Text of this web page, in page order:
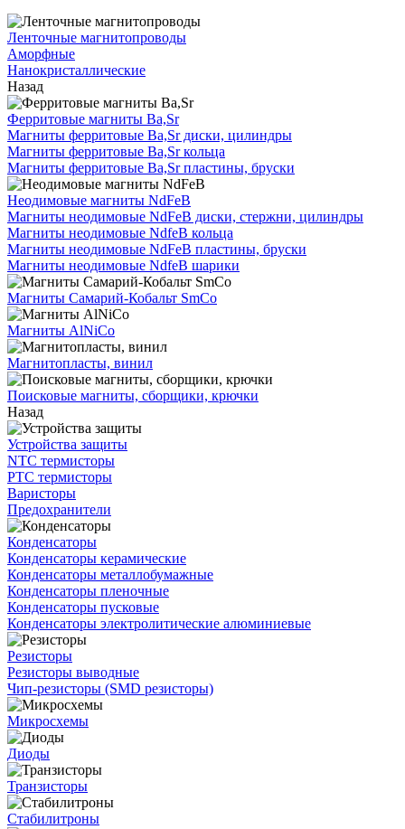
Ленточные магнитопроводы
Аморфные
Нанокристаллические
Назад
Ферритовые магниты Ba,Sr
Магниты ферритовые Ba,Sr диски, цилиндры
Магниты ферритовые Ba,Sr кольца
Магниты ферритовые Ba,Sr пластины, бруски
Неодимовые магниты NdFeB
Магниты неодимовые NdFeB диски, стержни, цилиндры
Магниты неодимовые NdfeB кольца
Магниты неодимовые NdFeB пластины, бруски
Магниты неодимовые NdfeB шарики
Магниты Самарий-Кобальт SmCo
Магниты AlNiCo
Магнитопласты, винил
Поисковые магниты, сборщики, крючки
Назад
Устройства защиты
NTC термисторы
PTC термисторы
Варисторы
Предохранители
Конденсаторы
Конденсаторы керамические
Конденсаторы металлобумажные
Конденсаторы пленочные
Конденсаторы пусковые
Конденсаторы электролитические алюминиевые
Резисторы
Резисторы выводные
Чип-резисторы (SMD резисторы)
Микросхемы
Диоды
Транзисторы
Стабилитроны